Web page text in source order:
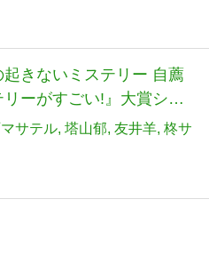
起きないミステリー 自薦
リーがすごい!』大賞シリ
島社文庫 『このミス』大
サテル 塔山郁 友井羊 柊サ